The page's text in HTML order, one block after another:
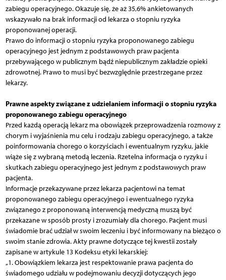
zabiegu operacyjnego. Okazuje się, że aż 35,6% ankietowanych
wskazywało na brak informacji od lekarza o stopniu ryzyka
proponowanej operacji.
Prawo do informacji o stopniu ryzyka proponowanego zabiegu
operacyjnego jest jednym z podstawowych praw pacjenta
przebywającego w publicznym bądź niepublicznym zakładzie opieki
zdrowotnej. Prawo to musi być bezwzględnie przestrzegane przez
lekarzy.
Prawne aspekty związane z udzielaniem informacji o stopniu ryzyka
proponowanego zabiegu operacyjnego
Przed każdą operacją lekarz ma obowiązek przeprowadzenia rozmowy z
chorym i wyjaśnienia mu celu i rodzaju zabiegu operacyjnego, a także
poinformowania chorego o korzyściach i ewentualnym ryzyku, jakie
wiąże się z wybraną metodą leczenia. Rzetelna informacja o ryzyku i
skutkach zabiegu operacyjnego jest jednym z podstawowych praw
pacjenta.
Informacje przekazywane przez lekarza pacjentowi na temat
proponowanego zabiegu operacyjnego i ewentualnego ryzyka
związanego z proponowaną interwencją medyczną muszą być
przekazane w sposób prosty i zrozumiały dla chorego. Pacjent musi
świadomie brać udział w swoim leczeniu i być informowany na bieżąco o
swoim stanie zdrowia. Akty prawne dotyczące tej kwestii zostały
zapisane w artykule 13 Kodeksu etyki lekarskiej:
„1. Obowiązkiem lekarza jest respektowanie prawa pacjenta do
świadomego udziału w podejmowaniu decyzji dotyczących jego